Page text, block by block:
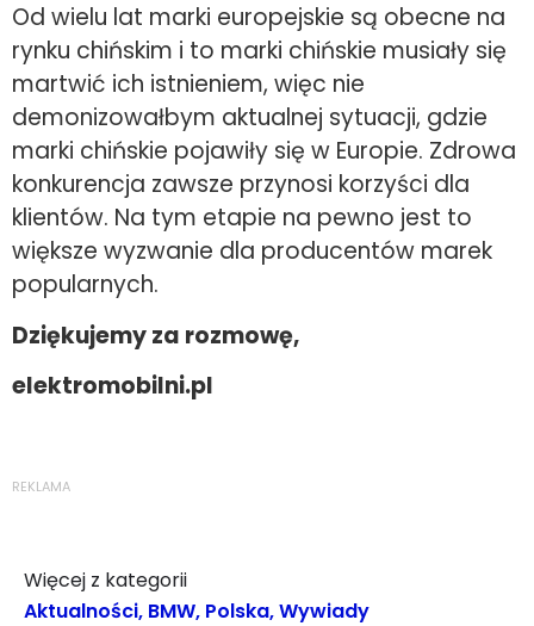
Od wielu lat marki europejskie są obecne na
rynku chińskim i to marki chińskie musiały się
martwić ich istnieniem, więc nie
demonizowałbym aktualnej sytuacji, gdzie
marki chińskie pojawiły się w Europie. Zdrowa
konkurencja zawsze przynosi korzyści dla
klientów. Na tym etapie na pewno jest to
większe wyzwanie dla producentów marek
popularnych.
Dziękujemy za rozmowę,
elektromobilni.pl
REKLAMA
Więcej z kategorii
Aktualności, BMW, Polska,Wywiady